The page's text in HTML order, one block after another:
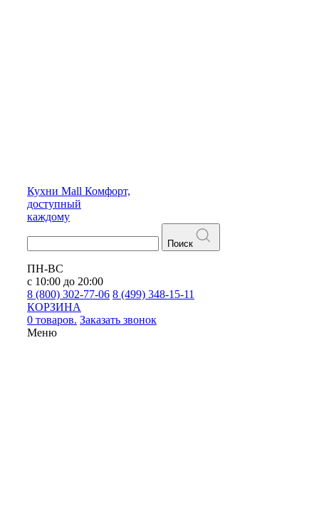
Кухни Mall Комфорт,
доступный
каждому
Поиск
ПН-ВС
с 10:00 до 20:00
8 (800) 302-77-06 8 (499) 348-15-11
КОРЗИНА
0 товаров. Заказать звонок
Меню